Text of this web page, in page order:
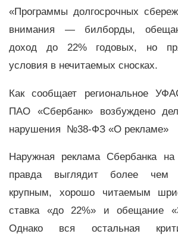
«Программы долгосрочных
внимания — билборды,
доход до 22% годовых, но
условия в нечитаемых сносках.
Как сообщает региональное
ПАО «Сбербанк» возбуждено
нарушения
№38-ФЗ «О рекламе»
Наружная реклама Сбербанка
правда выглядит более чем
крупным, хорошо читаемым
ставка «до 22%» и обещание
Однако вся остальная